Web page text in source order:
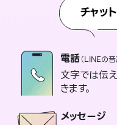
チャッ
電話（LINEの
文字では伝
きます。
メッセージ